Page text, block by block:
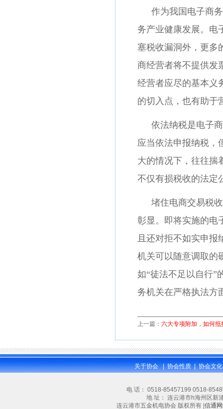
作为我国电子商
务产业健康发展。电
塞税收漏洞外，更多
商经营者将不提供发
经营者应尽的基本义
的切入点，也有助于
依法纳税是电子
应当依法申报纳税，
大的情况下，往往揣
不仅有损税收的法定
堵住电商交易税
彰显。即将实施的电
且还对拒不如实申
机关可以随意调取的
如“徒法不足以自行”
务机关在严格执法方
上一篇： 六大专项附加，如何
关于协会 | 协会性质 | 协会文化
电 话： 0518-85457199 0518-
地 址： 连云港市h海州区新
连云港市五金机电协会 版权所有 | 信通